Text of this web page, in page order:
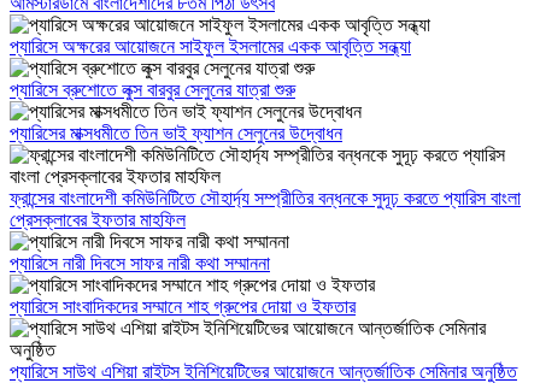
প্যারিসে অক্ষরের আয়োজনে সাইফুল ইসলামের একক আবৃত্তি সন্ধ্যা
প্যারিসে ব্রুশোতে লুক্স বারবুর সেলুনের যাত্রা শুরু
প্যারিসের মাক্সধমীতে তিন ভাই ফ্যাশন সেলুনের উদ্বোধন
ফ্রান্সের বাংলাদেশী কমিউনিটিতে সৌহার্দ্য সম্প্রীতির বন্ধনকে সুদূঢ় করতে প্যারিস বাংলা
প্রেসক্লাবের ইফতার মাহফিল
প্যারিসে নারী দিবসে সাফর নারী কথা সম্মাননা
প্যারিসে সাংবাদিকদের সম্মানে শাহ গ্রুপের দোয়া ও ইফতার
প্যারিসে সাউথ এশিয়া রাইটস ইনিশিয়েটিভের আয়োজনে আন্তর্জাতিক সেমিনার অনুষ্ঠিত